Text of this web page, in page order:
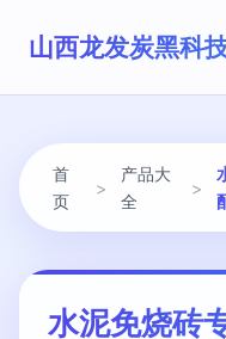
山西龙发炭黑科
首
页
>
产品大
全
>
水泥免烧砖